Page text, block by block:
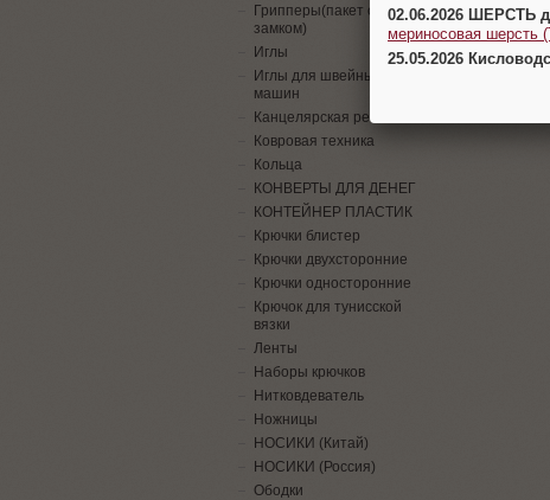
Грипперы(пакет с
замком)
Иглы
Иглы для швейных
машин
Канцелярская резинка
Ковровая техника
Кольца
КОНВЕРТЫ ДЛЯ ДЕНЕГ
КОНТЕЙНЕР ПЛАСТИК
Крючки блистер
Крючки двухсторонние
Крючки односторонние
Крючок для тунисской
вязки
Ленты
Наборы крючков
Нитковдеватель
Ножницы
НОСИКИ (Китай)
НОСИКИ (Россия)
Ободки
02.06.2026 ШЕРСТЬ
мериносовая шерсть
25.05.2026